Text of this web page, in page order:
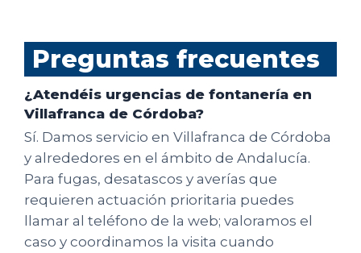
Preguntas frecuentes
¿Atendéis urgencias de fontanería en
Villafranca de Córdoba?
Sí. Damos servicio en Villafranca de Córdoba
y alrededores en el ámbito de Andalucía.
Para fugas, desatascos y averías que
requieren actuación prioritaria puedes
llamar al teléfono de la web; valoramos el
caso y coordinamos la visita cuando